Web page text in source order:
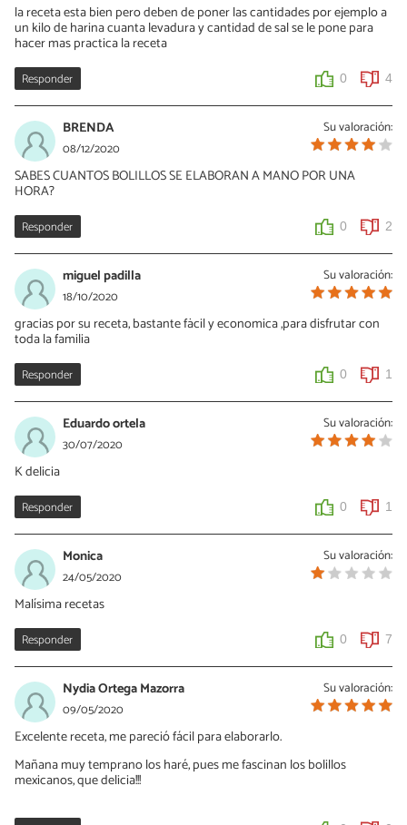
la receta esta bien pero deben de poner las cantidades por ejemplo a
un kilo de harina cuanta levadura y cantidad de sal se le pone para
hacer mas practica la receta
Responder 0 4
Su valoración:
BRENDA
08/12/2020
SABES CUANTOS BOLILLOS SE ELABORAN A MANO POR UNA
HORA?
Responder 0 2
Su valoración:
miguel padilla
18/10/2020
gracias por su receta, bastante fäcil y economica ,para disfrutar con
toda la familia
Responder 0 1
Su valoración:
Eduardo ortela
30/07/2020
K delicia
Responder 0 1
Su valoración:
Monica
24/05/2020
Malísima recetas
Responder 0 7
Su valoración:
Nydia Ortega Mazorra
09/05/2020
Excelente receta, me pareció fácil para elaborarlo.
Mañana muy temprano los haré, pues me fascinan los bolillos
mexicanos, que delicia!!!